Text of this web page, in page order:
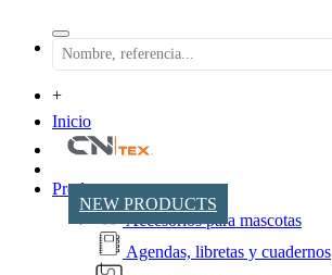
+
Inicio
NEW PRODUCTS
Productos
Accesorios para mascotas
Agendas, libretas y cuadernos